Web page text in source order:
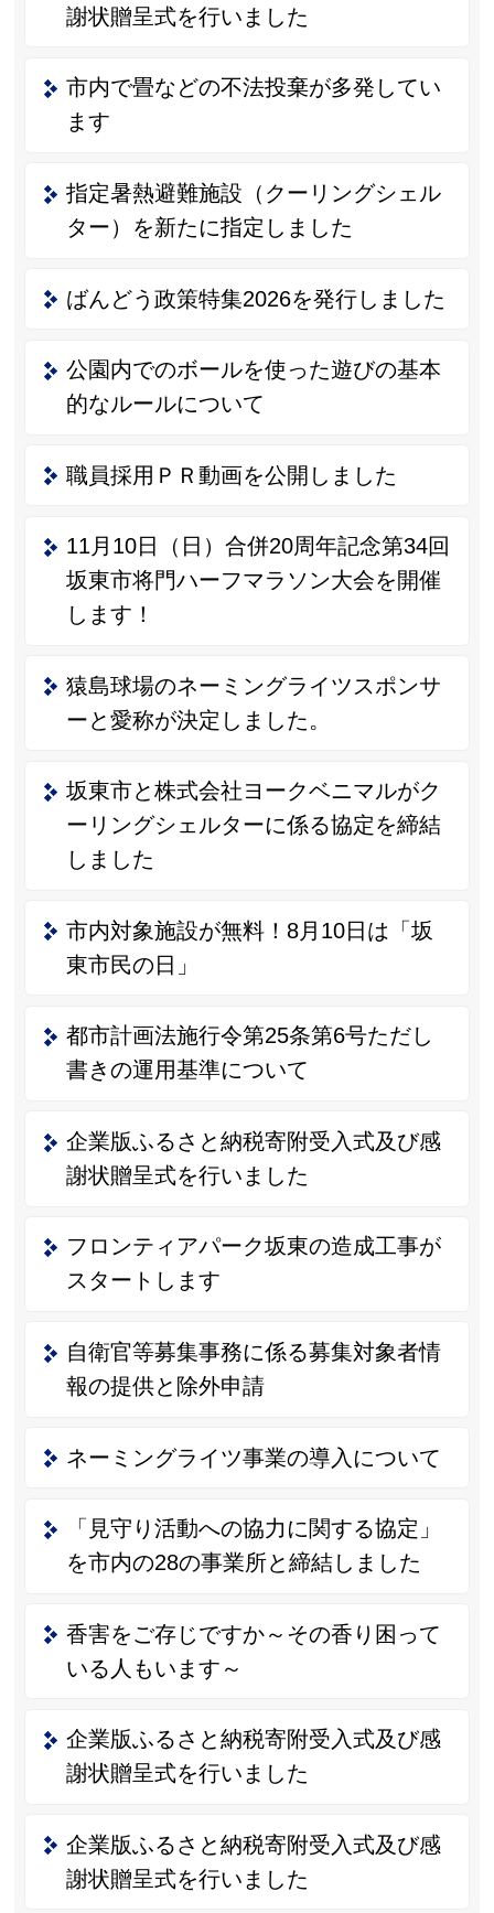
謝状贈呈式を行いました
市内で畳などの不法投棄が多発してい
ます
指定暑熱避難施設（クーリングシェル
ター）を新たに指定しました
ばんどう政策特集2026を発行しました
公園内でのボールを使った遊びの基本
的なルールについて
職員採用ＰＲ動画を公開しました
11月10日（日）合併20周年記念第34回
坂東市将門ハーフマラソン大会を開催
します！
猿島球場のネーミングライツスポンサ
ーと愛称が決定しました。
坂東市と株式会社ヨークベニマルがク
ーリングシェルターに係る協定を締結
しました
市内対象施設が無料！8月10日は「坂
東市民の日」
都市計画法施行令第25条第6号ただし
書きの運用基準について
企業版ふるさと納税寄附受入式及び感
謝状贈呈式を行いました
フロンティアパーク坂東の造成工事が
スタートします
自衛官等募集事務に係る募集対象者情
報の提供と除外申請
ネーミングライツ事業の導入について
「見守り活動への協力に関する協定」
を市内の28の事業所と締結しました
香害をご存じですか～その香り困って
いる人もいます～
企業版ふるさと納税寄附受入式及び感
謝状贈呈式を行いました
企業版ふるさと納税寄附受入式及び感
謝状贈呈式を行いました